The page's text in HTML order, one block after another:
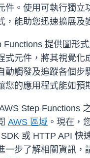
件。使用可執行獨立
，能助您迅速擴展及
Functions 提供圖形
式元件，將其視覺化
動觸發及追蹤各個步
您的應用程式能如預
Step Functions
AWS 區域 。現在，
SDK 或 HTTP API 快
一步了解相關資訊，